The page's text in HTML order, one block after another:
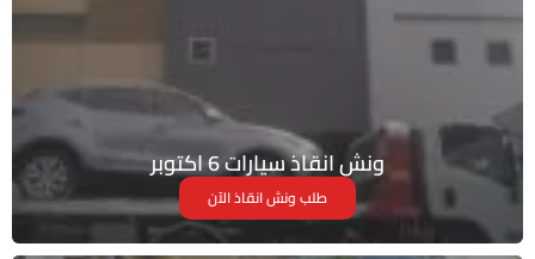
ونش انقاذ سيارات 6 اكتوبر
طلب ونش انقاذ الآن